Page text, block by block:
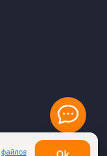
файлов